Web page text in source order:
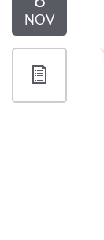
NOV